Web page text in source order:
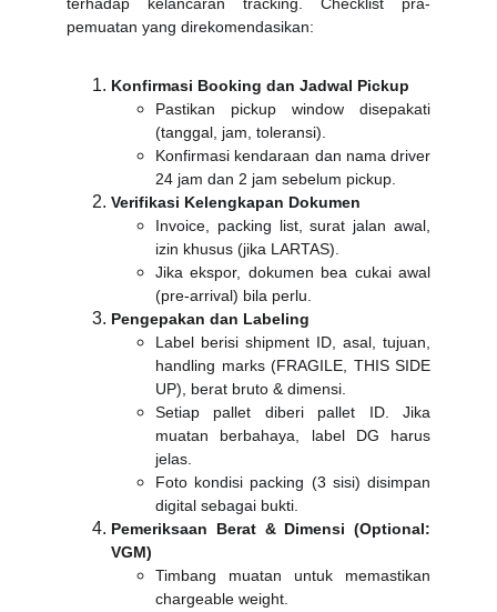
pemuatan yang direkomendasikan:
Konfirmasi Booking dan Jadwal Pickup
Pastikan pickup window disepakati
(tanggal, jam, toleransi).
Konfirmasi kendaraan dan nama driver
24 jam dan 2 jam sebelum pickup.
Verifikasi Kelengkapan Dokumen
Invoice, packing list, surat jalan awal,
izin khusus (jika LARTAS).
Jika ekspor, dokumen bea cukai awal
(pre-arrival) bila perlu.
Pengepakan dan Labeling
Label berisi shipment ID, asal, tujuan,
handling marks (FRAGILE, THIS SIDE
UP), berat bruto & dimensi.
Setiap pallet diberi pallet ID. Jika
muatan berbahaya, label DG harus
jelas.
Foto kondisi packing (3 sisi) disimpan
digital sebagai bukti.
Pemeriksaan Berat & Dimensi (Optional:
VGM)
Timbang muatan untuk memastikan
chargeable weight.